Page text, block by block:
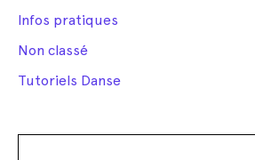
Infos pratiques
Non classé
Tutoriels Danse